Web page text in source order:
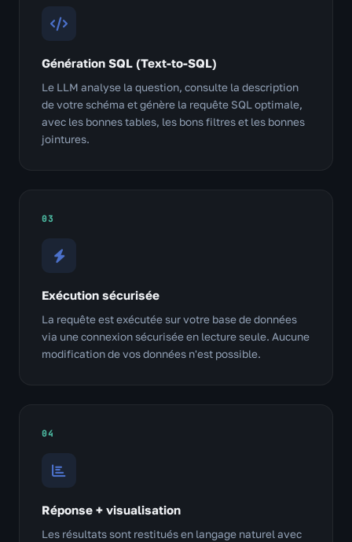
Génération SQL (Text-to-SQL)
Le LLM analyse la question, consulte la description
de votre schéma et génère la requête SQL optimale,
avec les bonnes tables, les bons filtres et les bonnes
jointures.
03
Exécution sécurisée
La requête est exécutée sur votre base de données
via une connexion sécurisée en lecture seule. Aucune
modification de vos données n'est possible.
04
Réponse + visualisation
Les résultats sont restitués en langage naturel avec